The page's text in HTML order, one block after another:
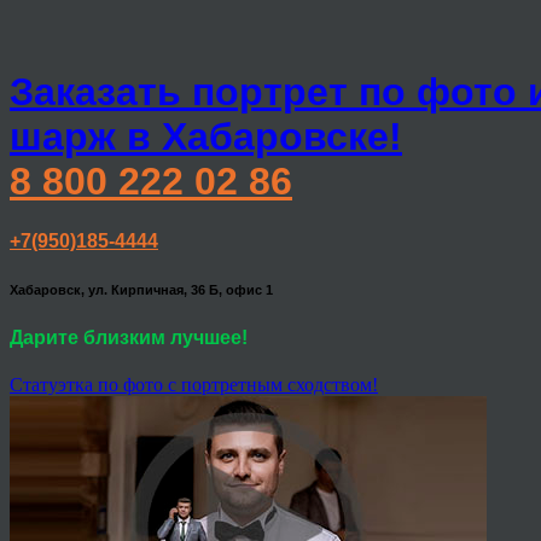
Заказать портрет по фото
шарж в Хабаровске!
8 800 222 02 86
+7(950)185-4444
Хабаровск, ул. Кирпичная, 36 Б, офис 1
Дарите близким лучшее!
Статуэтка по фото с портретным сходством!